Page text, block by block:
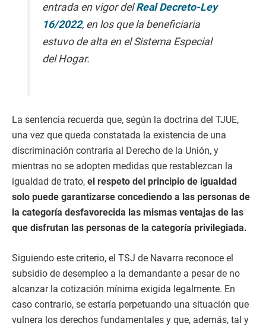
entrada en vigor delReal Decreto-Ley
16/2022, en los que la beneficiaria
estuvo de alta en el Sistema Especial
del Hogar.
La sentencia recuerda que, según la doctrina del TJUE,
una vez que queda constatada la existencia de una
discriminación contraria al Derecho de la Unión, y
mientras no se adopten medidas que restablezcan la
igualdad de trato, el respeto del principio de igualdad
solo puede garantizarse concediendo a las personas de
la categoría desfavorecida las mismas ventajas de las
que disfrutan las personas de la categoría privilegiada.
Siguiendo este criterio, el TSJ de Navarra reconoce el
subsidio de desempleo a la demandante a pesar de no
alcanzar la cotización mínima exigida legalmente. En
caso contrario, se estaría perpetuando una situación que
vulnera los derechos fundamentales y que, además, tal y